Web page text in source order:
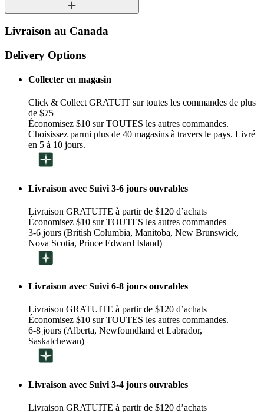
Livraison au Canada
Delivery Options
Collecter en magasin
Click & Collect GRATUIT sur toutes les commandes de plus
de $75
Économisez $10 sur TOUTES les autres commandes.
Choisissez parmi plus de 40 magasins à travers le pays. Livré
en 5 à 10 jours.
Livraison avec Suivi 3-6 jours ouvrables
Livraison GRATUITE à partir de $120 d’achats
Économisez $10 sur TOUTES les autres commandes
3-6 jours (British Columbia, Manitoba, New Brunswick,
Nova Scotia, Prince Edward Island)
Livraison avec Suivi 6-8 jours ouvrables
Livraison GRATUITE à partir de $120 d’achats
Économisez $10 sur TOUTES les autres commandes.
6-8 jours (Alberta, Newfoundland et Labrador,
Saskatchewan)
Livraison avec Suivi 3-4 jours ouvrables
Livraison GRATUITE à partir de $120 d’achats